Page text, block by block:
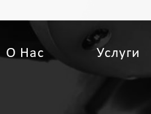
О Нас Услуги